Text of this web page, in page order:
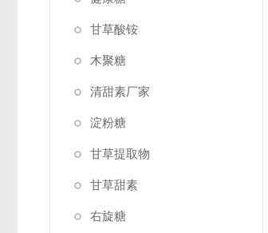
甘草酸铵
木聚糖
清甜素厂家
淀粉糖
甘草提取物
甘草甜素
右旋糖